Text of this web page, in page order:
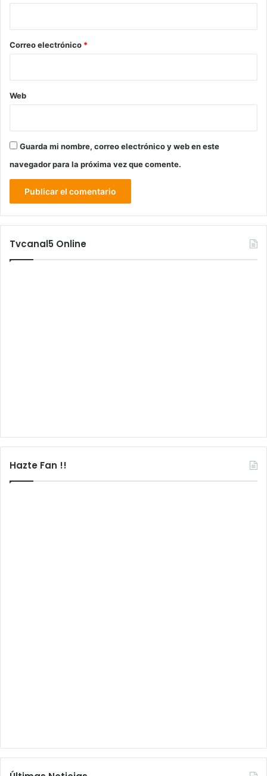
*
Correo electrónico *
Web
Guarda mi nombre, correo electrónico y web en este
navegador para la próxima vez que comente.
Tvcanal5 Online
Hazte Fan !!